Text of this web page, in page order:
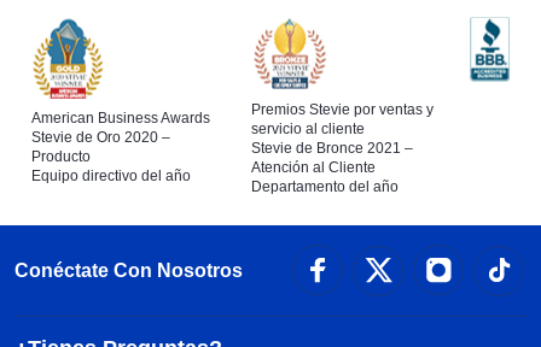
American Business Awards
Stevie de Oro 2020 –
Producto
Equipo directivo del año
Premios Stevie por ventas y
servicio al cliente
Stevie de Bronce 2021 –
Atención al Cliente
Departamento del año
Conéctate Con Nosotros